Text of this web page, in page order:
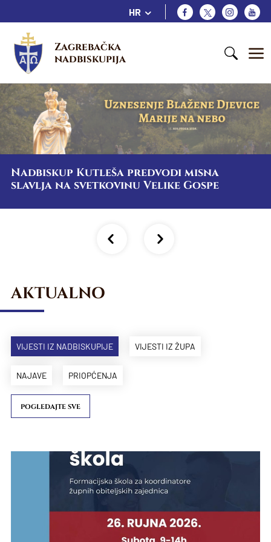
HR
Zagrebačka
nadbiskupija
Nadbiskup Kutleša predvodi misna
slavlja na svetkovinu Velike Gospe
AKTUALNO
VIJESTI IZ NADBISKUPIJE VIJESTI IZ ŽUPA
NAJAVE PRIOPĆENJA
POGLEDAJTE SVE